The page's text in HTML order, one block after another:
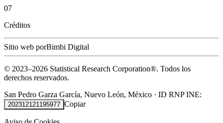
07
Créditos
Sitio web porBimbi Digital
© 2023–2026 Statistical Research Corporation®. Todos los
derechos reservados.
San Pedro Garza García, Nuevo León, México · ID RNP INE:
202312121195977 Copiar